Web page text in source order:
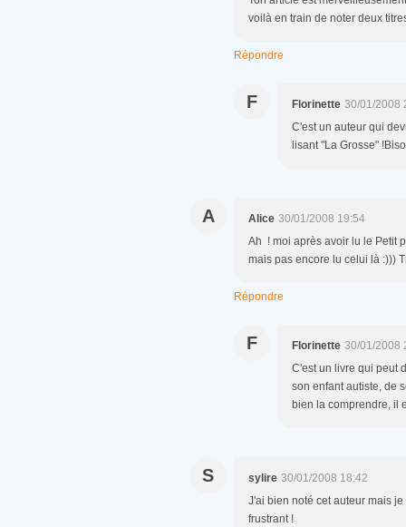
voilà en train de noter deux
Répondre
F Florinette 30/01/2008
C'est un auteur qui
lisant "La Grosse"
A Alice 30/01/2008 19:54
Ah ! moi après avoir lu le Petit
mais pas encore lu celui là :)))
Répondre
F Florinette 30/01/2008
C'est un livre qui peut
son enfant autiste, de
bien la comprendre, il
S sylire 30/01/2008 18:42
J'ai bien noté cet auteur mais
frustrant !